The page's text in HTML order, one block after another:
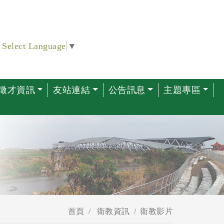
Select Language ▼
才資訊 友站連結 公告訊息 主題專區
首頁 衛教資訊 衛教影片